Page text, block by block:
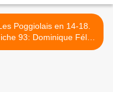
Poggiolais en 14-18.
93: Dominique Félix
PINELLI, le chasseur >